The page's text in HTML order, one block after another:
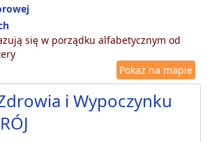
się w porządku alfabetycznym od
Pokaż na mapie
i Wypoczynku